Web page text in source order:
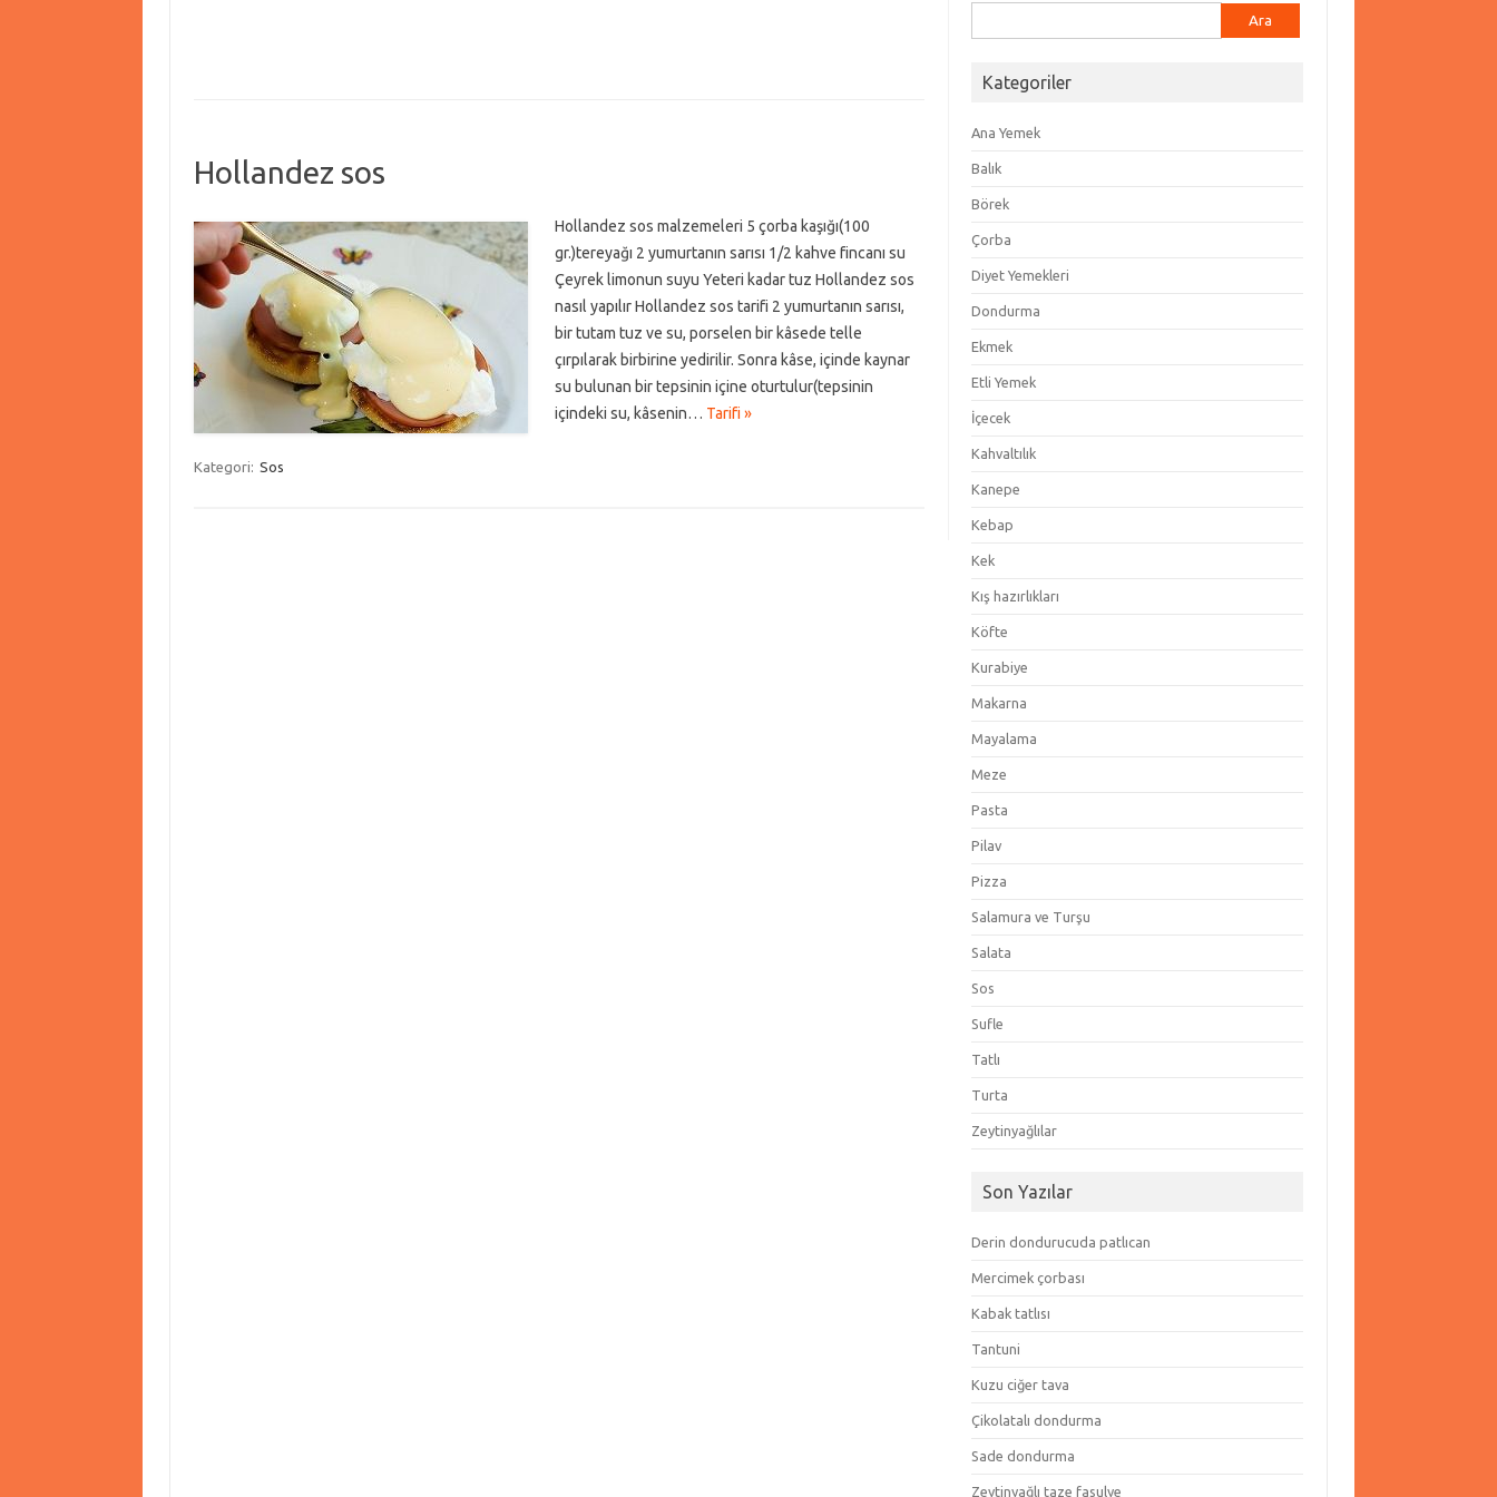
Hollandez sos
Hollandez sos malzemeleri 5 çorba kaşığı(100
gr.)tereyağı 2 yumurtanın sarısı 1/2 kahve fincanı su
Çeyrek limonun suyu Yeteri kadar tuz Hollandez sos
nasıl yapılır Hollandez sos tarifi 2 yumurtanın sarısı,
bir tutam tuz ve su, porselen bir kâsede telle
çırpılarak birbirine yedirilir. Sonra kâse, içinde kaynar
su bulunan bir tepsinin içine oturtulur(tepsinin
içindeki su, kâsenin… Tarifi »
Kategori: Sos
Kategoriler
Ana Yemek
Balık
Börek
Çorba
Diyet Yemekleri
Dondurma
Ekmek
Etli Yemek
İçecek
Kahvaltılık
Kanepe
Kebap
Kek
Kış hazırlıkları
Köfte
Kurabiye
Makarna
Mayalama
Meze
Pasta
Pilav
Pizza
Salamura ve Turşu
Salata
Sos
Sufle
Tatlı
Turta
Zeytinyağlılar
Son Yazılar
Derin dondurucuda patlıcan
Mercimek çorbası
Kabak tatlısı
Tantuni
Kuzu ciğer tava
Çikolatalı dondurma
Sade dondurma
Zeytinyağlı taze fasulye